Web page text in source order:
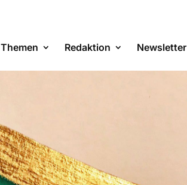
Themen Redaktion Newsletter